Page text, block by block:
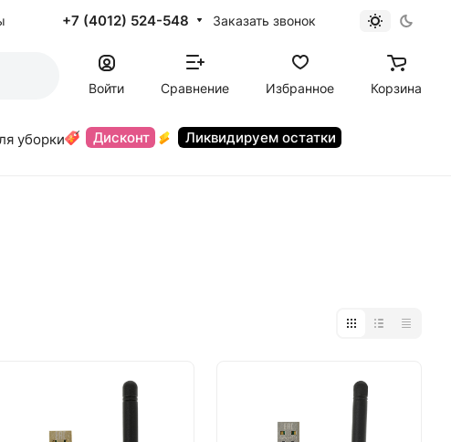
+7 (4012) 524-548 Заказать звонок
Войти Сравнение Избранное Корзина
уборки Дисконт Ликвидируем остатки